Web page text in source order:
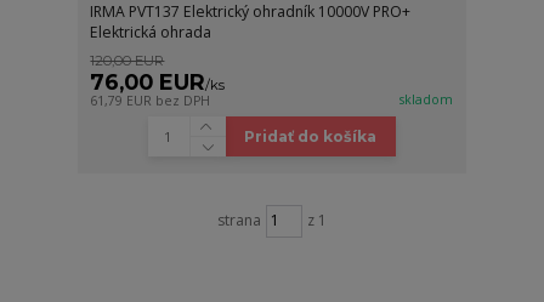
IRMA PVT137 Elektrický ohradník 10000V PRO+
Elektrická ohrada
120,00 EUR
76,00 EUR/ks
61,79 EUR bez DPH skladom
Pridať do košíka
strana z 1